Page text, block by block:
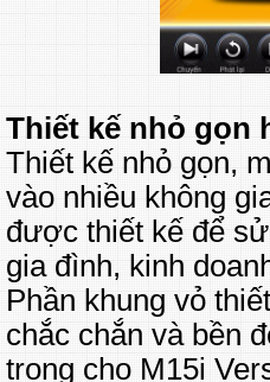
Thiết kế nhỏ gọn
Thiết kế nhỏ gọn,
vào nhiều không
được thiết kế để
gia đình, kinh
Phần khung vỏ
chắc chắn và bền
trọng cho M15i